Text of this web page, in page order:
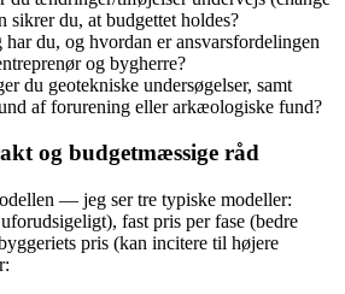
sikrer du, at budgettet holdes?
du, og hvordan er ansvarsfordelingen
og bygherre?
du geotekniske undersøgelser, samt
af forurening eller arkæologiske fund?
og budgetmæssige råd
— jeg ser tre typiske modeller:
fast pris per fase (bedre
pris (kan incitere til højere